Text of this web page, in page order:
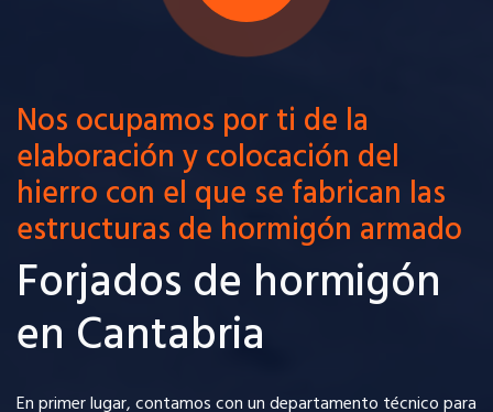
Nos ocupamos por ti de la
elaboración y colocación del
hierro con el que se fabrican las
estructuras de hormigón armado
Forjados de hormigón
en Cantabria
En primer lugar, contamos con un departamento técnico para